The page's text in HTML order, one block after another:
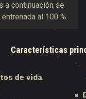
a continuación se
al 100 %.
Características
de vida: